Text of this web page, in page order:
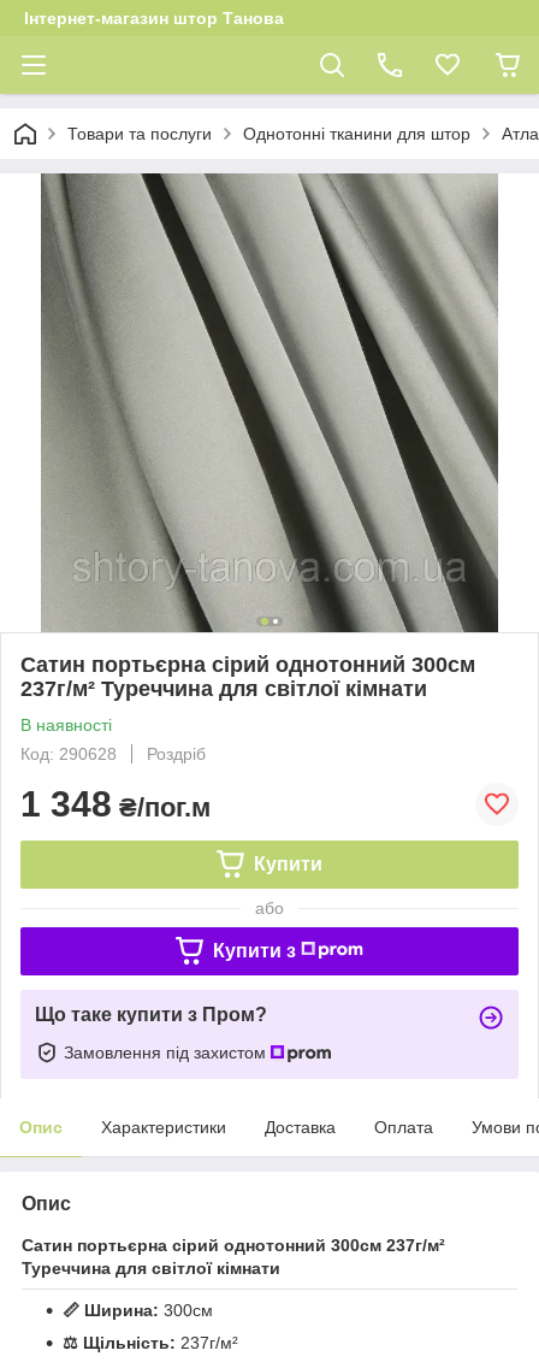
Інтернет-магазин штор Танова
Товари та послуги Однотонні тканини для штор
Сатин портьєрна сірий однотонний 300см
237г/м² Туреччина для світлої кімнати
В наявності
Код: 290628
Роздріб
1 348 ₴/пог.м
Купити
або
Купити з
Що таке купити з Пром?
Замовлення під захистом
Опис Характеристики Доставка Оплата Умови
Опис
Сатин портьєрна сірий однотонний 300см 237г/м²
Туреччина для світлої кімнати
📏 Ширина: 300см
⚖️ Щільність: 237г/м²